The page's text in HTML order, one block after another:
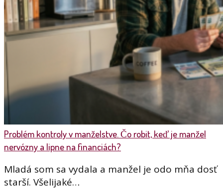
Problém kontroly v manželstve. Čo robit, keď je manžel
nervózny a lipne na financiách?
Mladá som sa vydala a manžel je odo mňa dosť
starší. Všelijaké…